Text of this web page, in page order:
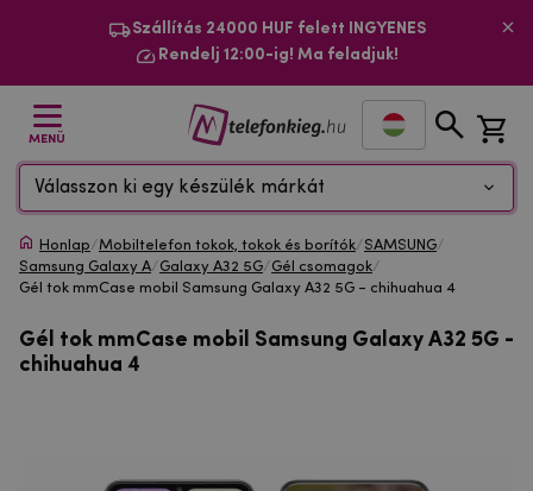
Szállítás 24000 HUF felett INGYENES
Rendelj 12:00-ig! Ma feladjuk!
MENÜ
Válasszon ki egy készülék márkát
Honlap/Mobiltelefon tokok, tokok és borítók/SAMSUNG/
Samsung Galaxy A/Galaxy A32 5G/Gél csomagok/
Gél tok mmCase mobil Samsung Galaxy A32 5G - chihuahua 4
Gél tok mmCase mobil Samsung Galaxy A32 5G -
chihuahua 4